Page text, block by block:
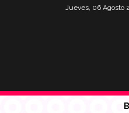
Jueves, 06 Agosto